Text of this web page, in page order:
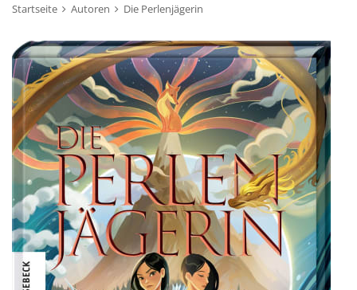
Startseite Autoren Die Perlenjägerin